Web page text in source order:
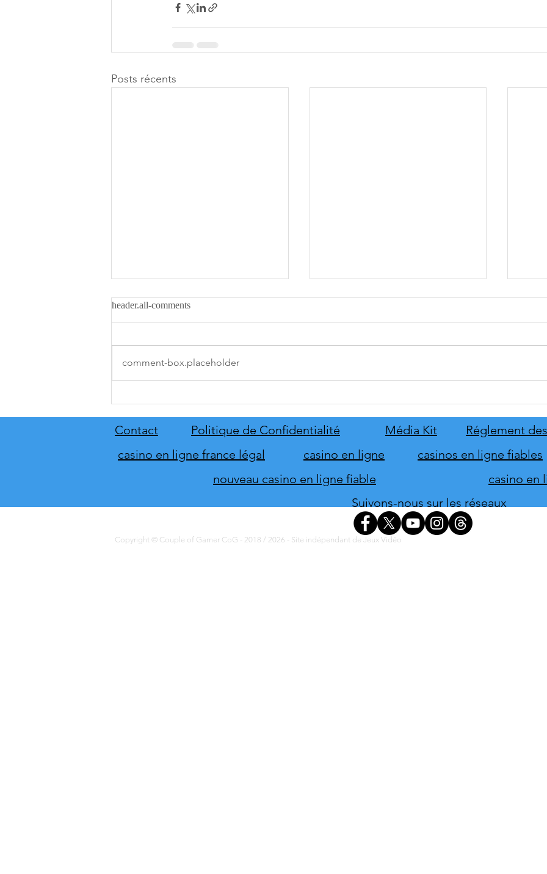
Posts récents
du direct de THQ Nordic
lancement
header.all-comments
comment-box.placeholder
Contact Politique de Confidentialité Média Kit
Réglement
casino en ligne france légal
casino en ligne
casinos en ligne fiables
nouveau casino en ligne fiable
casino en
Suivons-nous sur les réseaux
Copyright © Couple of Gamer CoG - 2018 / 2026 - Site indépendant de Jeux Vidéo